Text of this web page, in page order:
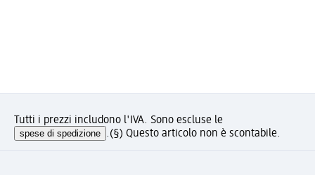
Tutti i prezzi includono l'IVA. Sono escluse le
spese di spedizione .(§) Questo articolo non è scontabile.